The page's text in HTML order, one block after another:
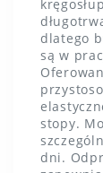
dlatego
są w
stopy.
dni.